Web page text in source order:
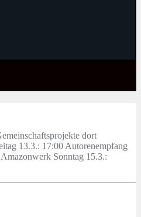
dort
13.3.: 17:00 Autorenempfang
Sonntag 15.3.: